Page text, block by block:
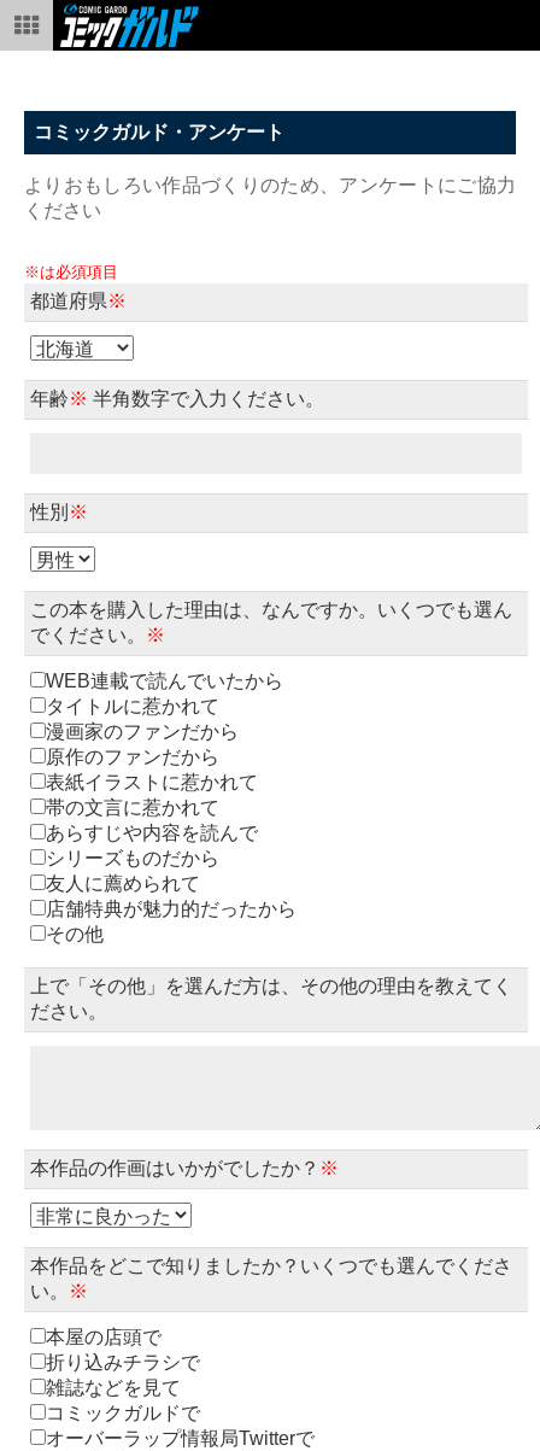
コミックガルド・アンケート
よりおもしろい作品づくりのため、アンケートにご協力
ください
※は必須項目
都道府県※
年齢※ 半角数字で入力ください。
性別 ※
この本を購入した理由は、なんですか。いくつでも選ん
でください。
※
WEB連載で読んでいたから
タイトルに惹かれて
漫画家のファンだから
原作のファンだから
表紙イラストに惹かれて
帯の文言に惹かれて
あらすじや内容を読んで
シリーズものだから
友人に薦められて
店舗特典が魅力的だったから
その他
上で「その他」を選んだ方は、その他の理由を教えてく
ださい。
本作品の作画はいかがでしたか？ ※
本作品をどこで知りましたか？いくつでも選んでくださ
い。
※
本屋の店頭で
折り込みチラシで
雑誌などを見て
コミックガルドで
オーバーラップ情報局Twitterで